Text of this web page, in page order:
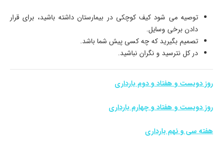
توصیه می شود کیف کوچکی در بیمارستان داشته باشید، برای قرار
دادن برخی وسایل.
تصمیم بگیرید که چه کسی پیش شما باشد.
در کل نترسید و نگران نباشید.
روز دویست و هفتاد و دوم بارداری
روز دویست و هفتاد و چهارم بارداری
هفته سی و نهم بارداری